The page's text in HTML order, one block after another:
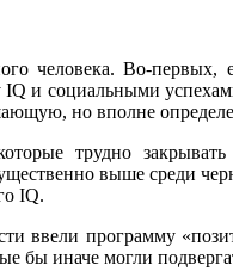
человека. Во-первых,
и социальными
но вполне
трудно закрывать
выше среди
IQ.
ввели программу
бы иначе могли